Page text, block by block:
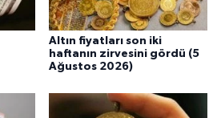
Altın fiyatları son iki
haftanın zirvesini gördü (5
Ağustos 2026)